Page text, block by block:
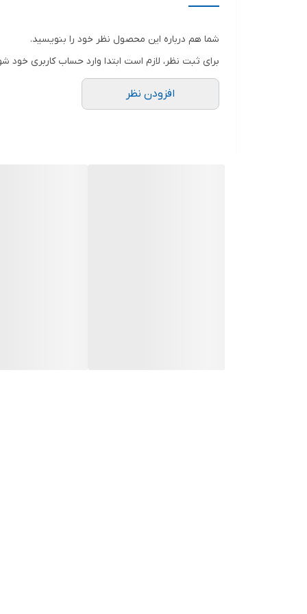
شما هم درباره این محصول نظر خود را بنویسید.
برای ثبت نظر، لازم است ابتدا وارد حساب کاربری خود
افزودن نظر